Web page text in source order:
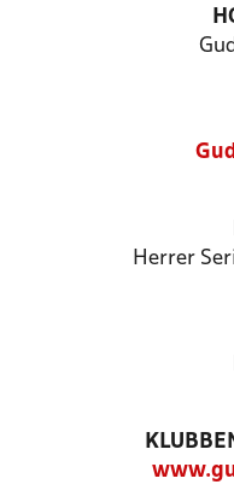
Herrer